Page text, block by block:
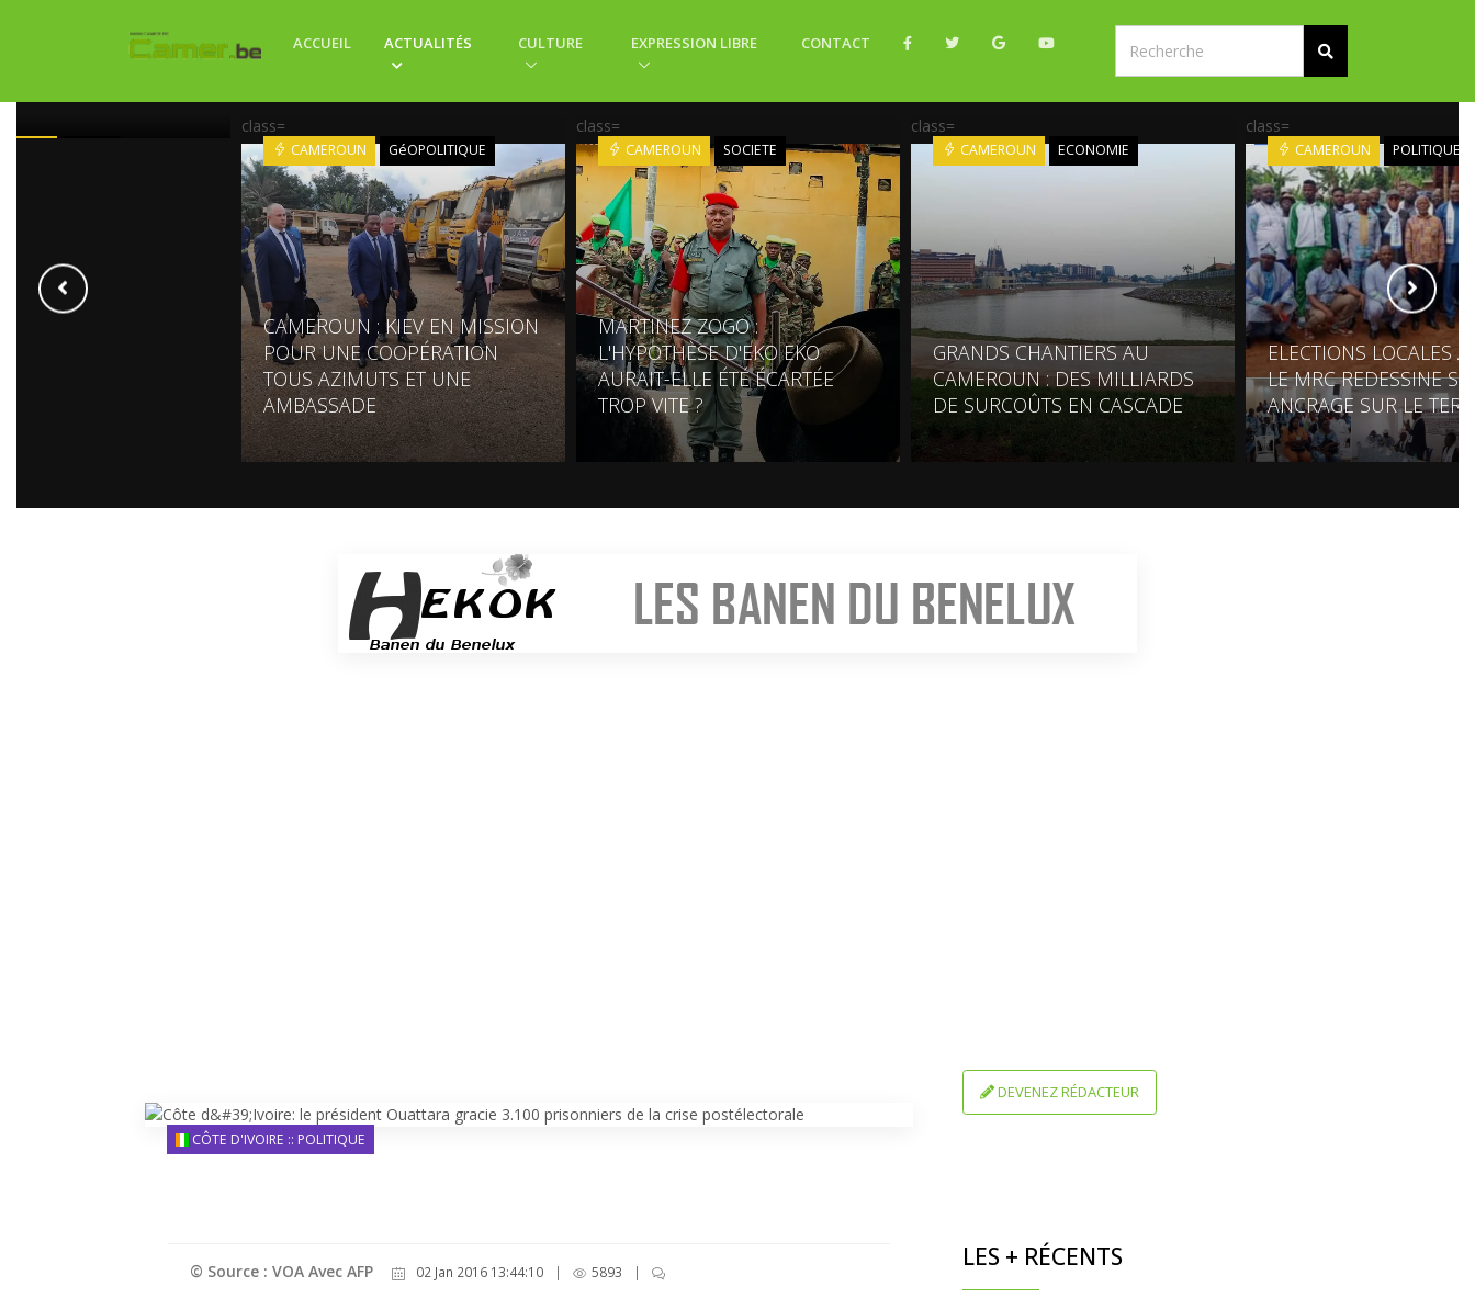
ACCUEIL ACTUALITÉS CULTURE EXPRESSION LIBRE CONTACT
DE RETOUR
D'IVOIRE : LE SORCIER
class=
CAMEROUN GéOPOLITIQUE
CAMEROUN : KIEV EN MISSION
POUR UNE COOPÉRATION
TOUS AZIMUTS ET UNE
AMBASSADE
class=
CAMEROUN SOCIETE
MARTINEZ ZOGO :
L'HYPOTHÈSE D'EKO EKO
AURAIT-ELLE ÉTÉ ÉCARTÉE
TROP VITE ?
class=
CAMEROUN ECONOMIE
GRANDS CHANTIERS AU
CAMEROUN : DES MILLIARDS
DE SURCOÛTS EN CASCADE
class=
CAMEROUN POLITIQUE
ELECTIONS LOCALES À
LE MRC REDESSINE
ANCRAGE SUR LE
CÔTE D'IVOIRE :: POLITIQUE
© Source : VOA Avec AFP 02 Jan 2016 13:44:10 | 5893 |
DEVENEZ RÉDACTEUR
LES + RÉCENTS